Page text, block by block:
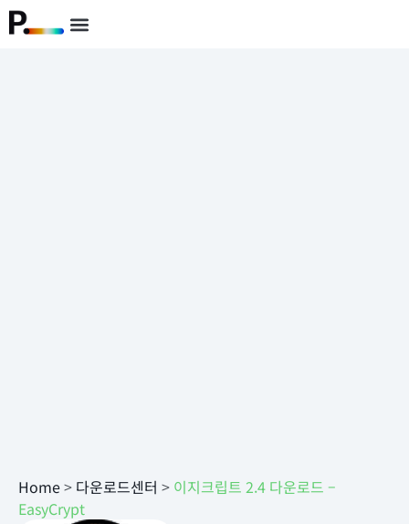
Home> 다운로드센터 > 이지크립트 2.4 다운로드 –
EasyCrypt